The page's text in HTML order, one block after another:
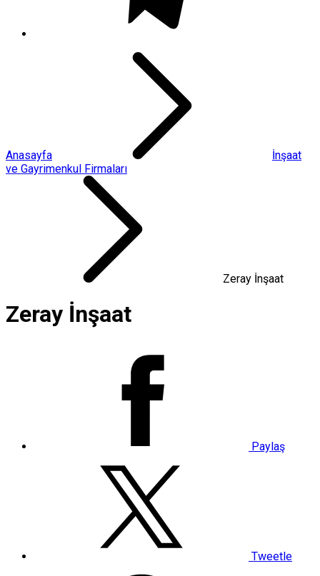
Anasayfa
İnşaat
ve Gayrimenkul Firmaları
Zeray İnşaat
Zeray İnşaat
Paylaş
Tweetle